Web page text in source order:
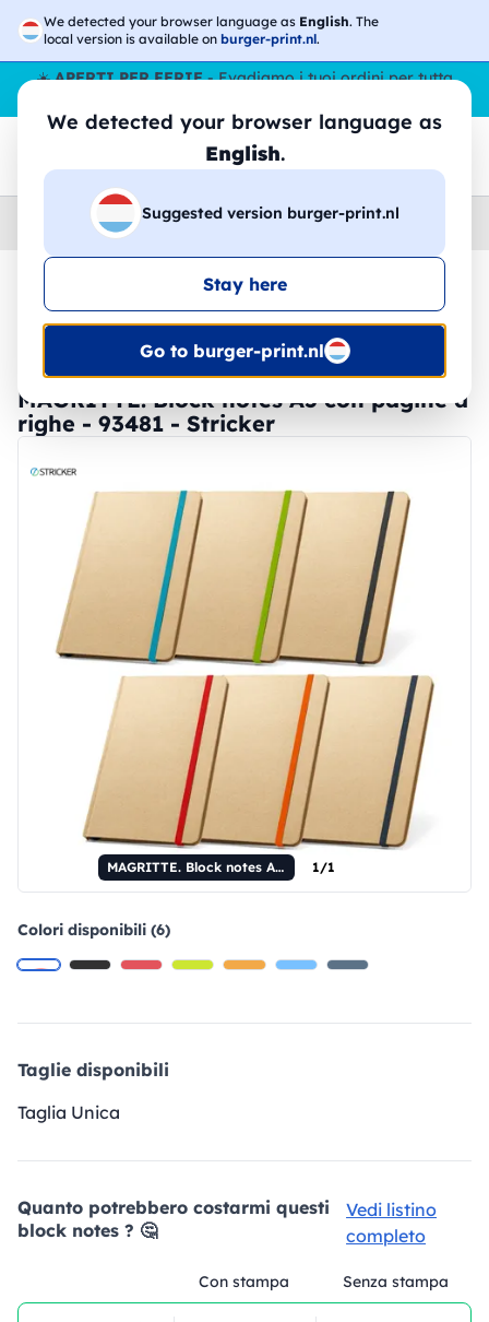
We detected your browser language as English. The
local version is available on burger-print.nl.
We detected your browser language as
English.
Suggested version burger-print.nl
Stay here
Go to burger-print.nl
☀️APERTI PER FERIE- Evadiamo i tuoi ordini per tutta
Cartoleria › Block Notes
🔥 -30% Stampa DTF
MAGRITTE. Block notes A5 con pagine a
righe - 93481 - Stricker
MAGRITTE. Block notes A5 con pagine a righe 1/1
Colori disponibili (6)
Taglie disponibili
Taglia Unica
Quanto potrebbero costarmi questi
block notes ? 🤔
Vedi listino
completo
Con stampa Senza stampa